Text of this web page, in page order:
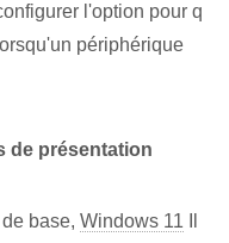
l'option pour q
périphérique
de présentation
base, Windows 11